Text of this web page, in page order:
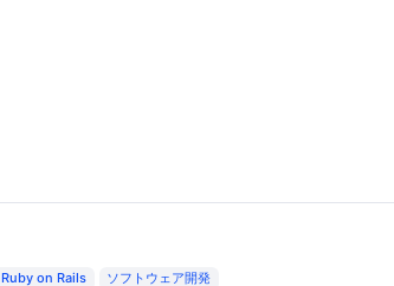
Ruby on Rails ソフトウェア開発